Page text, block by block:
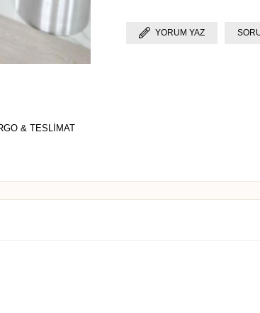
YORUM YAZ
& TESLİMAT